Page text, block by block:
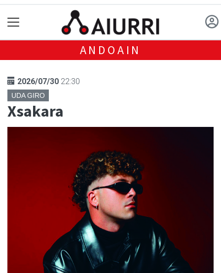
ANDOAIN
2026/07/30 22:30
UDA GIRO
Xsakara